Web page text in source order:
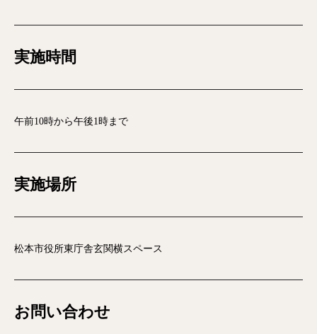
実施時間
午前10時から午後1時まで
実施場所
松本市役所東庁舎玄関横スペース
お問い合わせ